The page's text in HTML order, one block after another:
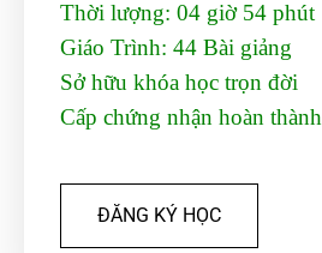
Thời lượng: 04 giờ 54 phút
Giáo Trình: 44 Bài giảng
Sở hữu khóa học trọn đời
Cấp chứng nhận hoàn thành
ĐĂNG KÝ HỌC